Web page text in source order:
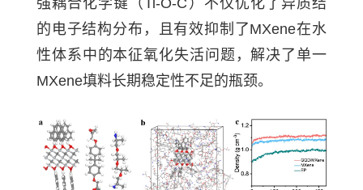
强耦合化学键（Ti-O-C）不仅优化了异质结
的电子结构分布，且有效抑制了MXene在水
性体系中的本征氧化失活问题，解决了单一
MXene填料长期稳定性不足的瓶颈。